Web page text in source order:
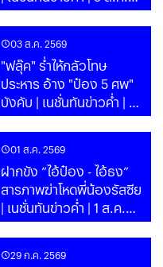
69 | PART
03 ส.ค. 2569
"ฟลุ๊ค" ร่ำไห้กลัวโทษ
ประหาร อ้าง "ป๋อง 5 ศพ"
บังคับ | เนชั่นทันข่าวค่ำ | 3
ส.ค. 69
01 ส.ค. 2569
ฝากขัง “ไอ้ป๋อง - ไอ้ธง”
สารภาพฆ่าโหดพี่น้องรัสซีย
| เนชั่นทันข่าวค่ำ | 1 ส.ค.
69 | PART
29 ก.ค. 2569